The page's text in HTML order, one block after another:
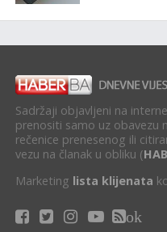
Sadržaji objavljeni na
prenositi samo uz obavezu
rečenice prenesenog ili
vezu na članak u obliku (
Marketing lista klijenata
ok